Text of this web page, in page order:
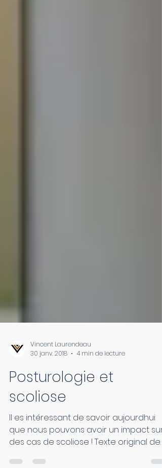
Vincent Laurendeau
Posturologie et
scoliose
Il es intéressant de savoir aujourdhui
que nous pouvons avoir un impact sur